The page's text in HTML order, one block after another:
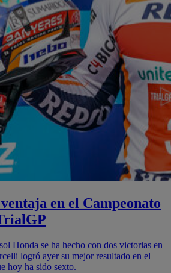
en el Campeonato
Honda se ha hecho con dos victorias en
logró ayer su mejor resultado en el
hoy ha sido sexto.